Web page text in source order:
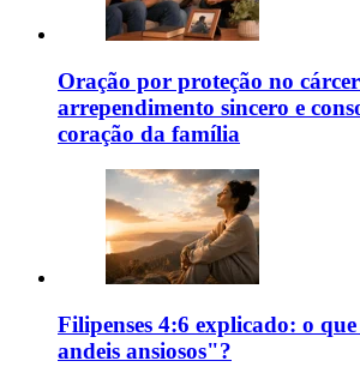
Oração por proteção no
arrependimento sincero e
coração da família
Filipenses 4:6 explicado: o
andeis ansiosos"?